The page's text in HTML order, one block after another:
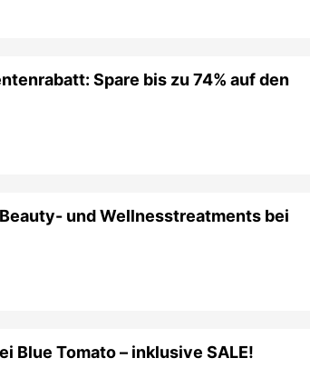
Spare bis zu 74% auf den
und Wellnesstreatments bei
Blue Tomato – inklusive SALE!